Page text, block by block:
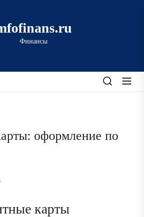
Финансы
оформление по
карты